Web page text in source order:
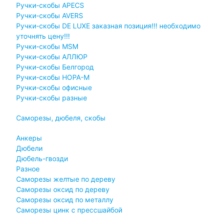
Ручки-скобы APECS
Ручки-скобы AVERS
Ручки-скобы DE LUXE заказная позиция!!! необходимо
уточнять цену!!!
Ручки-скобы MSM
Ручки-скобы АЛЛЮР
Ручки-скобы Белгород
Ручки-скобы НОРА-М
Ручки-скобы офисные
Ручки-скобы разные
Саморезы, дюбеля, скобы
Анкеры
Дюбели
Дюбель-гвозди
Разное
Саморезы желтые по дереву
Саморезы оксид по дереву
Саморезы оксид по металлу
Саморезы цинк с прессшайбой